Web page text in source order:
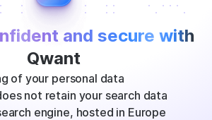
and secure with
Qwant
of your personal data
not retain your search data
engine, hosted in Europe